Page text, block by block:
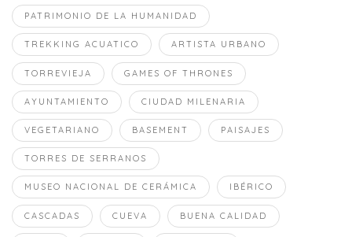
PATRIMONIO DE LA HUMANIDAD
TREKKING ACUATICO ARTISTA URBANO
TORREVIEJA GAMES OF THRONES
AYUNTAMIENTO CIUDAD MILENARIA
VEGETARIANO BASEMENT PAISAJES
TORRES DE SERRANOS
MUSEO NACIONAL DE CERÁMICA IBÉRICO
CASCADAS CUEVA BUENA CALIDAD